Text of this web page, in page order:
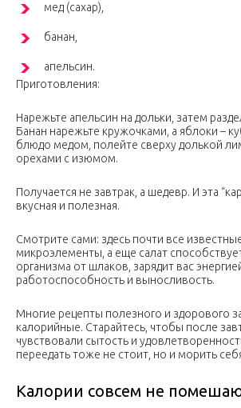
мед (сахар),
банан,
апельсин.
Приготовления:
Нарежьте апельсин на дольки, затем
Банан нарежьте кружочками, а яблоки –
блюдо медом, полейте сверху долькой
орехами с изюмом.
Получается не завтрак, а шедевр. И эта
вкусная и полезная.
Смотрите сами: здесь почти все
микроэлементы, а еще салат
организма от шлаков, зарядит вас
работоспособность и выносливость.
Многие рецепты полезного и здорового
калорийные. Старайтесь, чтобы после
чувствовали сытость и
переедать тоже не стоит, но и морить
Калории совсем не